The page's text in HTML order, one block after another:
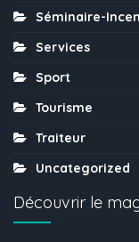
Séminaire-
Services
Sport
Tourisme
Traiteur
Uncategorized
Découvrir le